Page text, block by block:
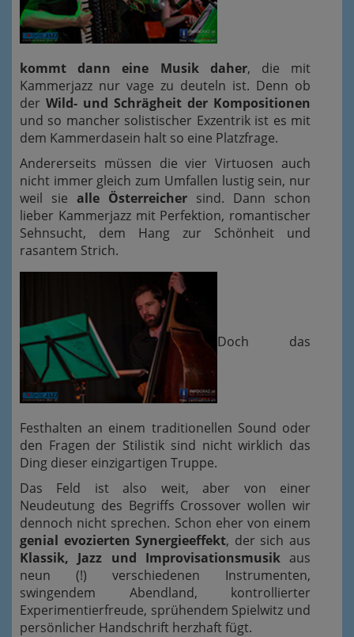
kommt dann eine Musik daher, die mit
Kammerjazz nur vage zu deuteln ist. Denn ob
der Wild- und Schrägheit der Kompositionen
und so mancher solistischer Exzentrik ist es mit
dem Kammerdasein halt so eine Platzfrage.
Andererseits müssen die vier Virtuosen auch
nicht immer gleich zum Umfallen lustig sein, nur
weil sie alle Österreicher sind. Dann schon
lieber Kammerjazz mit Perfektion, romantischer
Sehnsucht, dem Hang zur Schönheit und
rasantem Strich.
Doch das
Festhalten an einem traditionellen Sound oder
den Fragen der Stilistik sind nicht wirklich das
Ding dieser einzigartigen Truppe.
Das Feld ist also weit, aber von einer
Neudeutung des Begriffs Crossover wollen wir
dennoch nicht sprechen. Schon eher von einem
genial evozierten Synergieeffekt, der sich aus
Klassik, Jazz und Improvisationsmusikaus
neun (!) verschiedenen Instrumenten,
swingendem Abendland, kontrollierter
Experimentierfreude, sprühendem Spielwitz und
persönlicher Handschrift herzhaft fügt.